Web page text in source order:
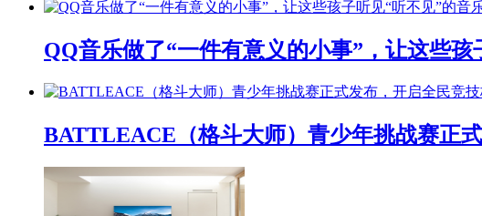
QQ音乐做了“一件有意义的小事”，让这些孩
BATTLEACE（格斗大师）青少年挑战赛正